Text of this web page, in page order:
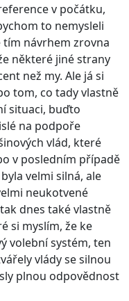
v počátku,
to nemysleli
návrhem zrovna
některé jiné strany
než my. Ale já si
tom, co tady vlastně
situaci, buďto
na podpoře
vlád, které
v posledním případě
velmi silná, ale
neukotvené
dnes také vlastně
si myslím, že ke
volební systém, ten
vlády se silnou
plnou odpovědnost